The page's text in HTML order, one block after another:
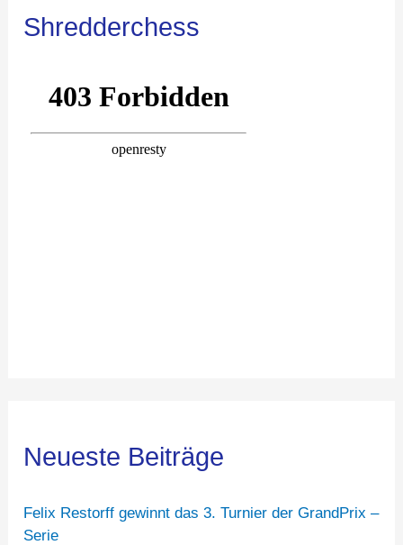
Shredderchess
Neueste Beiträge
Felix Restorff gewinnt das 3. Turnier der GrandPrix –
Serie